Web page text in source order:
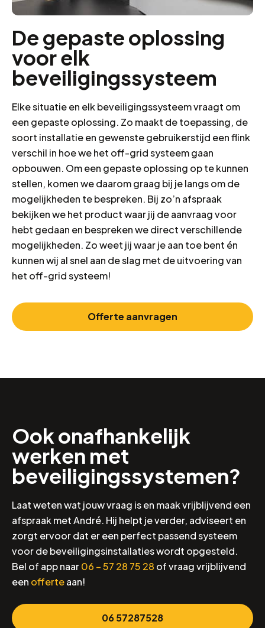
De gepaste oplossing
voor elk
beveiligingssysteem
Elke situatie en elk beveiligingssysteem vraagt om
een gepaste oplossing. Zo maakt de toepassing, de
soort installatie en gewenste gebruikerstijd een flink
verschil in hoe we het off-grid systeem gaan
opbouwen. Om een gepaste oplossing op te kunnen
stellen, komen we daarom graag bij je langs om de
mogelijkheden te bespreken. Bij zo’n afspraak
bekijken we het product waar jij de aanvraag voor
hebt gedaan en bespreken we direct verschillende
mogelijkheden. Zo weet jij waar je aan toe bent én
kunnen wij al snel aan de slag met de uitvoering van
het off-grid systeem!
Offerte aanvragen
Ook onafhankelijk
werken met
beveiligingssystemen?
Laat weten wat jouw vraag is en maak vrijblijvend een
afspraak met André. Hij helpt je verder, adviseert en
zorgt ervoor dat er een perfect passend systeem
voor de beveiligingsinstallaties wordt opgesteld.
Bel of app naar06 – 57 28 75 28 of vraag vrijblijvend
een offerteaan!
06 57287528